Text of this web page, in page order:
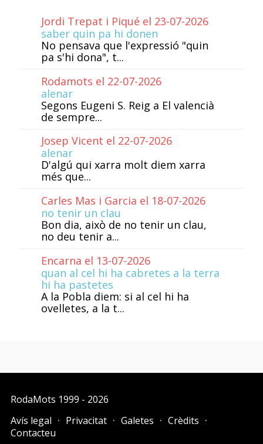
Jordi Trepat i Piqué el 23-07-2026
saber quin pa hi donen
No pensava que l'expressió "quin
pa s'hi dona", t...
Rodamots el 22-07-2026
alenar
Segons Eugeni S. Reig a El valencià
de sempre...
Josep Vicent el 22-07-2026
alenar
D'algú qui xarra molt diem xarra
més que...
Carles Mas i Garcia el 18-07-2026
no tenir un clau
Bon dia, això de no tenir un clau,
no deu tenir a...
Encarna el 13-07-2026
quan al cel hi ha cabretes a la terra
hi ha pastetes
A la Pobla diem: si al cel hi ha
ovelletes, a la t...
RodaMots 1999 - 2026
Avís legal
Privacitat Galetes
Crèdits
Contacteu